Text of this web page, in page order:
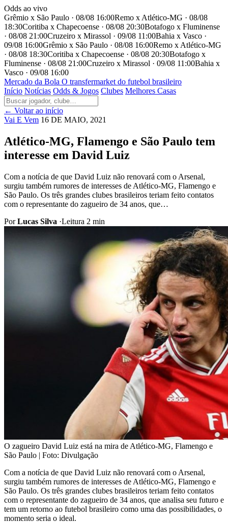
Odds ao vivo
Grêmio x São Paulo · 08/08 16:00Remo x Atlético-MG · 08/08
18:30Coritiba x Chapecoense · 08/08 20:30Botafogo x Fluminense
· 08/08 21:00Cruzeiro x Mirassol · 09/08 11:00Bahia x Vasco ·
09/08 16:00Grêmio x São Paulo · 08/08 16:00Remo x Atlético-MG
· 08/08 18:30Coritiba x Chapecoense · 08/08 20:30Botafogo x
Fluminense · 08/08 21:00Cruzeiro x Mirassol · 09/08 11:00Bahia x
Vasco · 09/08 16:00
Mercado da Bola O transfermarket do futebol brasileiro
Início Notícias Odds & Jogos Clubes Melhores Casas
← Voltar ao início
Vai E Vem 16 DE MAIO, 2021
Atlético-MG, Flamengo e São Paulo tem
interesse em David Luiz
Com a notícia de que David Luiz não renovará com o Arsenal,
surgiu também rumores de interesses de Atlético-MG, Flamengo e
São Paulo. Os três grandes clubes brasileiros teriam feito contatos
com o representante do zagueiro de 34 anos, que…
PorLucas Silva ·Leitura 2 min
O zagueiro David Luiz está na mira de Atlético-MG, Flamengo e
São Paulo | Foto: Divulgação
Com a notícia de que David Luiz não renovará com o Arsenal,
surgiu também rumores de interesses de Atlético-MG, Flamengo e
São Paulo. Os três grandes clubes brasileiros teriam feito contatos
com o representante do zagueiro de 34 anos, que analisa seu futuro e
tem um retorno ao futebol brasileiro como uma das possibilidades, o
momento seria o ideal.